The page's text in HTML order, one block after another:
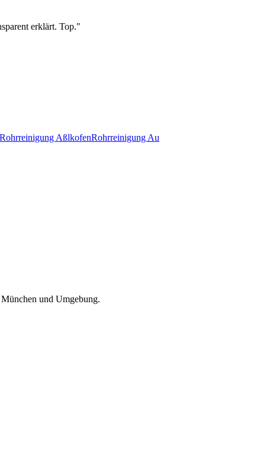
erklärt. Top."
Rohrreinigung AßlkofenRohrreinigung Au
und Umgebung.